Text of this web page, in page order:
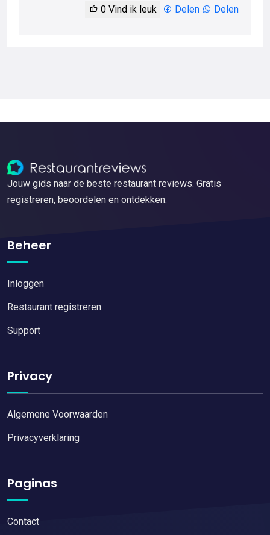
0 Vind ik leuk Delen Delen
Jouw gids naar de beste restaurant reviews. Gratis
registreren, beoordelen en ontdekken.
Beheer
Inloggen
Restaurant registreren
Support
Privacy
Algemene Voorwaarden
Privacyverklaring
Paginas
Contact